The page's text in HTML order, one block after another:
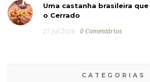
Uma castanha brasileira
o Cerrado
27 jul 2026 0 Comentários
CATEGORIAS